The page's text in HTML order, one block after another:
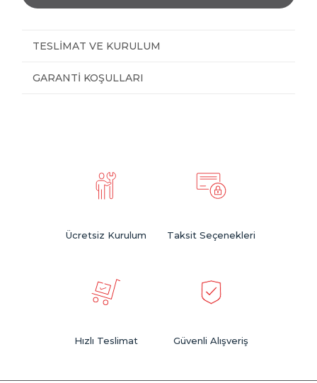
TESLIMAT VE KURULUM
GARANTI KOŞULLARI
Ücretsiz Kurulum Taksit Seçenekleri
Hızlı Teslimat Güvenli Alışveriş